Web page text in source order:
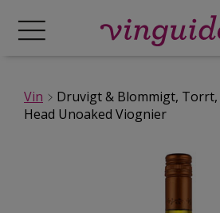
Vin Druvigt & Blommigt, Torrt,
Head Unoaked Viognier